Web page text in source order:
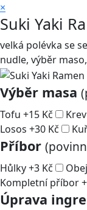
×
Suki Yaki
velká polévka se
nudle, výběr
Výběr masa
Tofu +15 Kč
Losos +30 Kč
Příbor
Hůlky+3 Kč
Kompletní příbor+
Úprava